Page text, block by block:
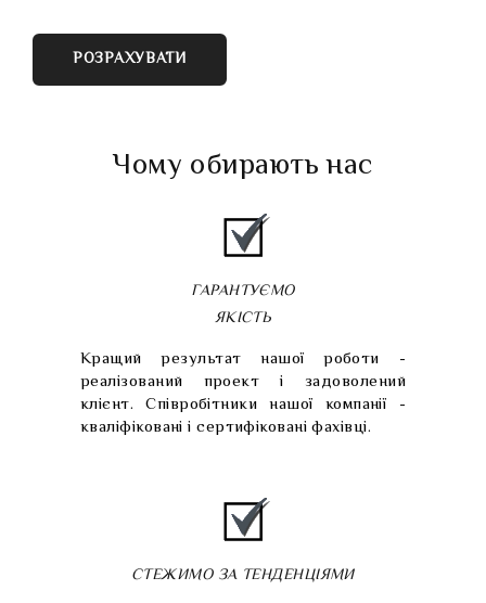
РОЗРАХУВАТИ
Чому обирають нас
ГАРАНТУЄМО
ЯКІСТЬ
Кращий результат нашої роботи -
реалізований проект і задоволений
клієнт. Співробітники нашої компанії -
кваліфіковані і сертифіковані фахівці.
СТЕЖИМО ЗА ТЕНДЕНЦІЯМИ